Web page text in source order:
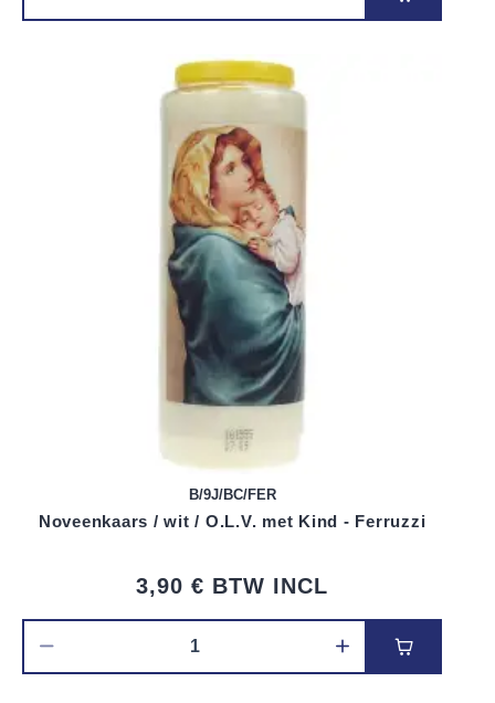
B/9J/BC/FER
Noveenkaars / wit / O.L.V. met Kind - Ferruzzi
3,90 € BTW INCL
Voeg toe